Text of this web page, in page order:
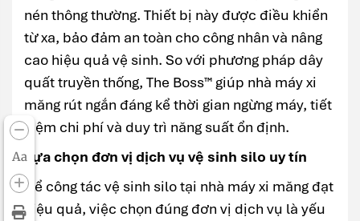
Aa
nén thông thường. Thiết bị này được điều khiển
từ xa, bảo đảm an toàn cho công nhân và nâng
cao hiệu quả vệ sinh. So với phương pháp dây
quất truyền thống, The Boss™ giúp nhà máy xi
măng rút ngắn đáng kể thời gian ngừng máy, tiết
kiệm chi phí và duy trì năng suất ổn định.
Lựa chọn đơn vị dịch vụ vệ sinh silo uy tín
Để công tác vệ sinh silo tại nhà máy xi măng đạt
hiệu quả, việc chọn đúng đơn vị dịch vụ là yếu